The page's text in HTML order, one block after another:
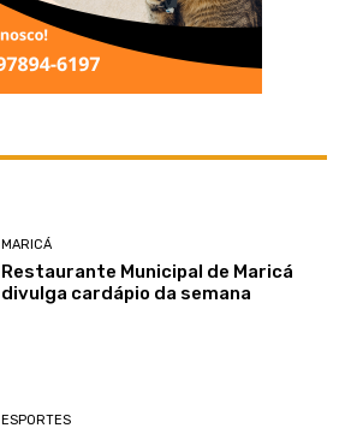
MARICÁ
Restaurante Municipal de Maricá
divulga cardápio da semana
ESPORTES